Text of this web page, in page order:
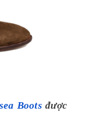
Boots được